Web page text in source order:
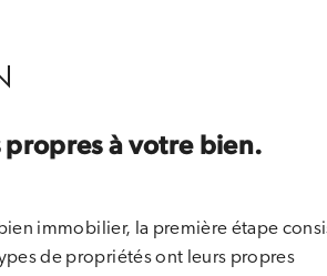
propres à votre bien.
immobilier, la première étape
de propriétés ont leurs propres